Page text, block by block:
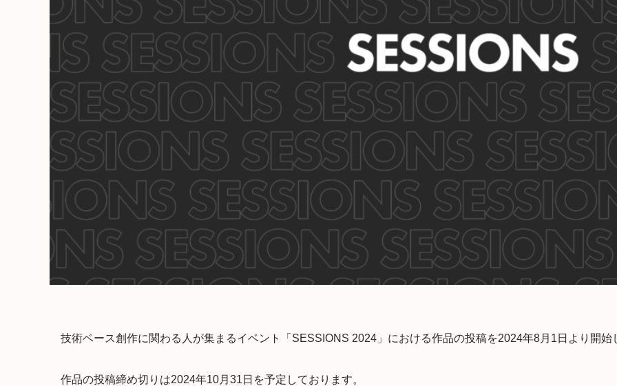
技術ベース創作に関わる人が集まるイベント「SESSIONS 2024」 における作品の投稿を2024年8月1日より開始
作品の投稿締め切りは2024年10月31日を予定しております。